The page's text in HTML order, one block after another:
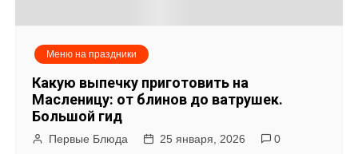
Меню на праздники
Какую выпечку приготовить на
Масленицу: от блинов до ватрушек.
Большой гид
Первые Блюда 25 января, 2026 0